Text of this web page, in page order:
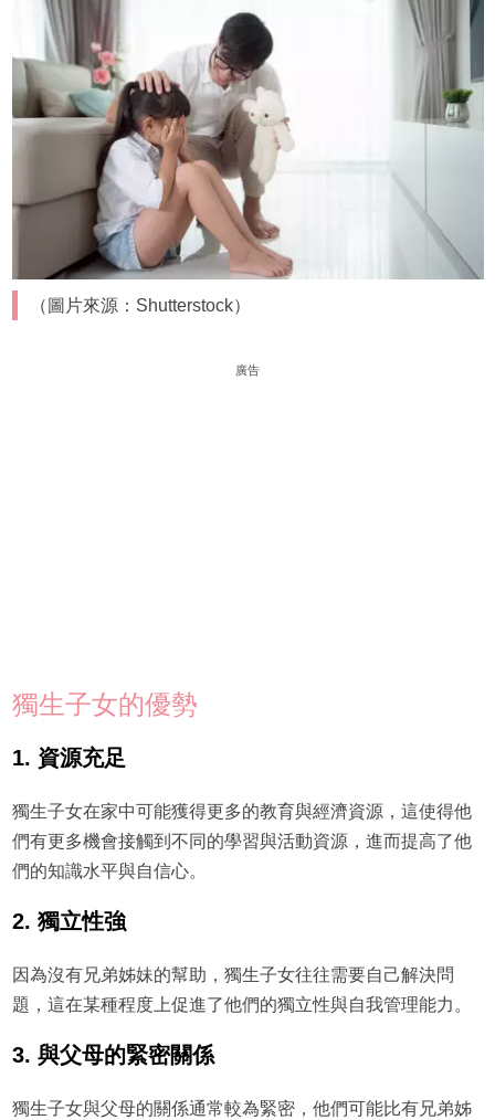
（圖片來源：Shutterstock）
廣告
獨生子女的優勢
1. 資源充足
獨生子女在家中可能獲得更多的教育與經濟資源，這使得他
們有更多機會接觸到不同的學習與活動資源，進而提高了他
們的知識水平與自信心。
2. 獨立性強
因為沒有兄弟姊妹的幫助，獨生子女往往需要自己解決問
題，這在某種程度上促進了他們的獨立性與自我管理能力。
3. 與父母的緊密關係
獨生子女與父母的關係通常較為緊密，他們可能比有兄弟姊